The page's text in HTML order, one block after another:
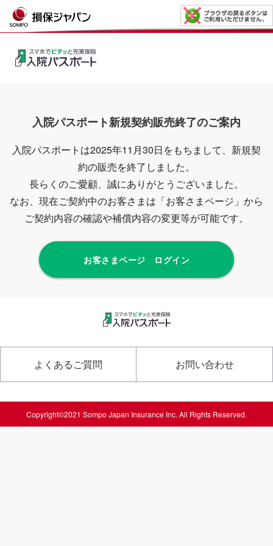
入院パスポート新規契約販売終了のご案内
入院パスポートは2025年11月30日をもちまして、新規契
約の販売を終了しました。
長らくのご愛顧、誠にありがとうございました。
なお、現在ご契約中のお客さまは「お客さまページ」から
ご契約内容の確認や補償内容の変更等が可能です。
お客さまページ ログイン
よくあるご質問 お問い合わせ
Copyright©2021 Sompo Japan Insurance Inc. All Rights Reserved.